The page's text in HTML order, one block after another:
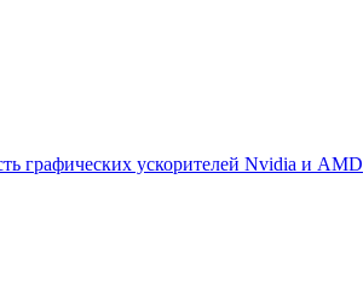
графических ускорителей Nvidia и AMD